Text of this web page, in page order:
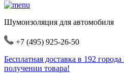
Шумоизоляция для автомобиля
+7 (495) 925-26-50
Бесплатная доставка в 192
получении товара!